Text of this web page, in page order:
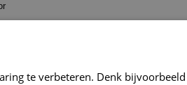
te verbeteren. Denk